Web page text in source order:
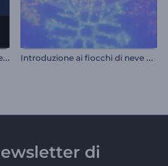
I
ntroduzione cinematografica e scintillante I
ntroduzione ai fiocchi di neve natalizi
di